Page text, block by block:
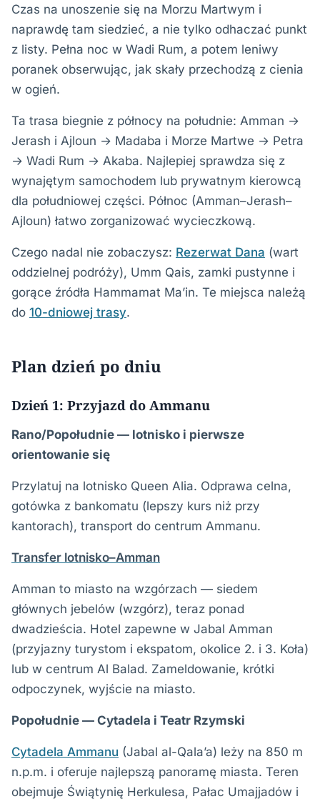
Czas na unoszenie się na Morzu Martwym i
naprawdę tam siedzieć, a nie tylko odhaczać punkt
z listy. Pełna noc w Wadi Rum, a potem leniwy
poranek obserwując, jak skały przechodzą z cienia
w ogień.
Ta trasa biegnie z północy na południe: Amman →
Jerash i Ajloun → Madaba i Morze Martwe → Petra
→ Wadi Rum → Akaba. Najlepiej sprawdza się z
wynajętym samochodem lub prywatnym kierowcą
dla południowej części. Północ (Amman–Jerash–
Ajloun) łatwo zorganizować wycieczkową.
Czego nadal nie zobaczysz: Rezerwat Dana (wart
oddzielnej podróży), Umm Qais, zamki pustynne i
gorące źródła Hammamat Ma’in. Te miejsca należą
do 10-dniowej trasy.
Plan dzień po dniu
Dzień 1: Przyjazd do Ammanu
Rano/Popołudnie — lotnisko i pierwsze
orientowanie się
Przylatuj na lotnisko Queen Alia. Odprawa celna,
gotówka z bankomatu (lepszy kurs niż przy
kantorach), transport do centrum Ammanu.
Transfer lotnisko–Amman
Amman to miasto na wzgórzach — siedem
głównych jebelów (wzgórz), teraz ponad
dwadzieścia. Hotel zapewne w Jabal Amman
(przyjazny turystom i ekspatom, okolice 2. i 3. Koła)
lub w centrum Al Balad. Zameldowanie, krótki
odpoczynek, wyjście na miasto.
Popołudnie — Cytadela i Teatr Rzymski
Cytadela Ammanu (Jabal al-Qala’a) leży na 850 m
n.p.m. i oferuje najlepszą panoramę miasta. Teren
obejmuje Świątynię Herkulesa, Pałac Umajjadów i